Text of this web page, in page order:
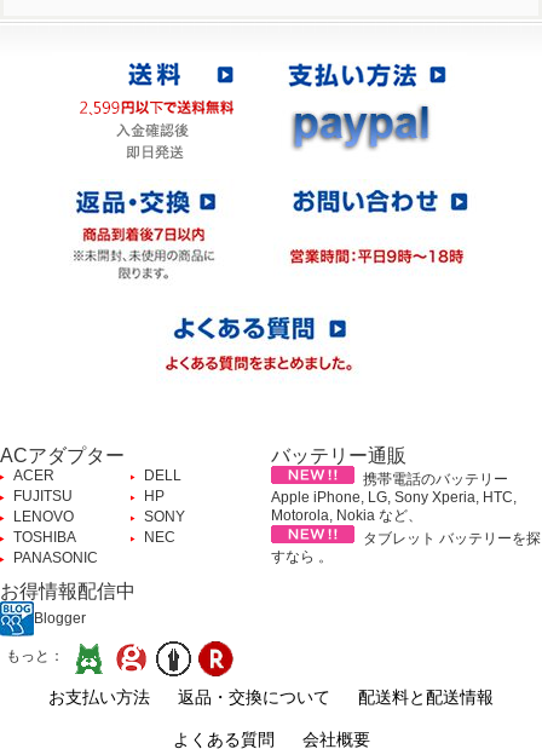
ACアダプター
ACER
DELL
FUJITSU
HP
LENOVO
SONY
TOSHIBA
NEC
PANASONIC
バッテリー通販
携帯電話のバッテリー
Apple iPhone, LG, Sony Xperia, HTC,
Motorola, Nokia など、
タブレット バッテリーを探
すなら 。
お得情報配信中
Blogger
もっと：
お支払い方法 返品・交換について 配送料と配送情報
よくある質問 会社概要